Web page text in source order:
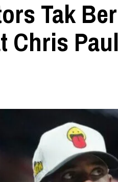
Tak
Chris